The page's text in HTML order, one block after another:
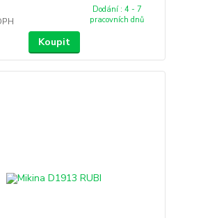
Dodání : 4 - 7
pracovních dnů
Koupit